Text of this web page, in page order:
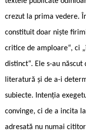
crezut la prima vedere.
constituit doar niște
critice de amploare“, ci
distinct“. Ele s-au
literatură și de a-i
subiecte. Intenția
convinge, ci de a incita
adresată nu numai